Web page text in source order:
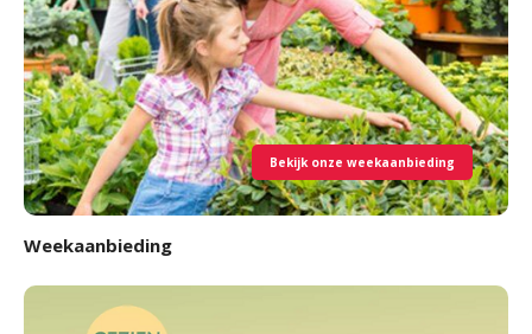
Weekaanbieding
Bekijk onze weekaanbieding